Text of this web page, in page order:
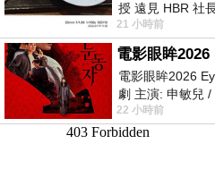
授 遠見 HBR 社
老闆、遠見．天
21 小時前
電影眼眸
電影眼眸2026
劇 主演: 申敏兒
眸2026描述攝影
22 小時前